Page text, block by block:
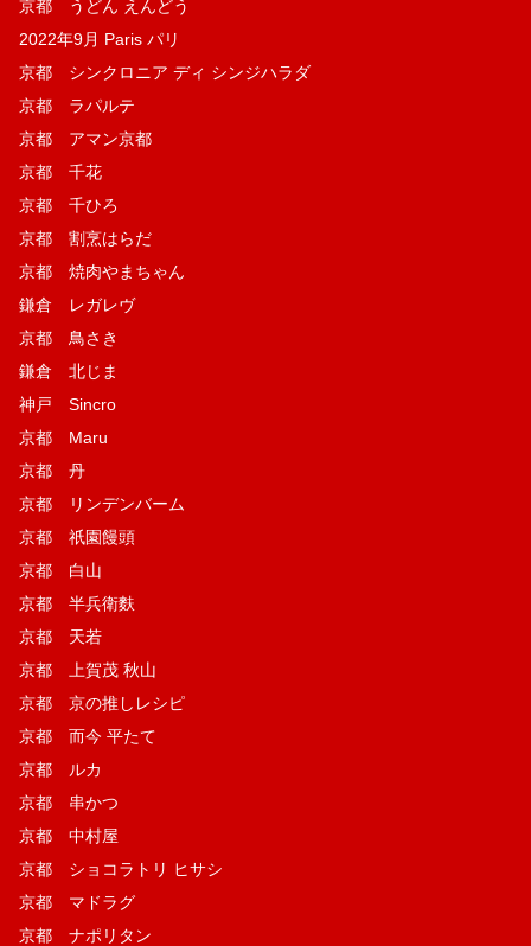
京都 うどん えんどう
2022年9月 Paris パリ
京都 シンクロニア ディ シンジハラダ
京都 ラパルテ
京都 アマン京都
京都 千花
京都 千ひろ
京都 割烹はらだ
京都 焼肉やまちゃん
鎌倉 レガレヴ
京都 鳥さき
鎌倉 北じま
神戸 Sincro
京都 Maru
京都 丹
京都 リンデンバーム
京都 祇園饅頭
京都 白山
京都 半兵衛麩
京都 天若
京都 上賀茂 秋山
京都 京の推しレシピ
京都 而今 平たて
京都 ルカ
京都 串かつ
京都 中村屋
京都 ショコラトリ ヒサシ
京都 マドラグ
京都 ナポリタン